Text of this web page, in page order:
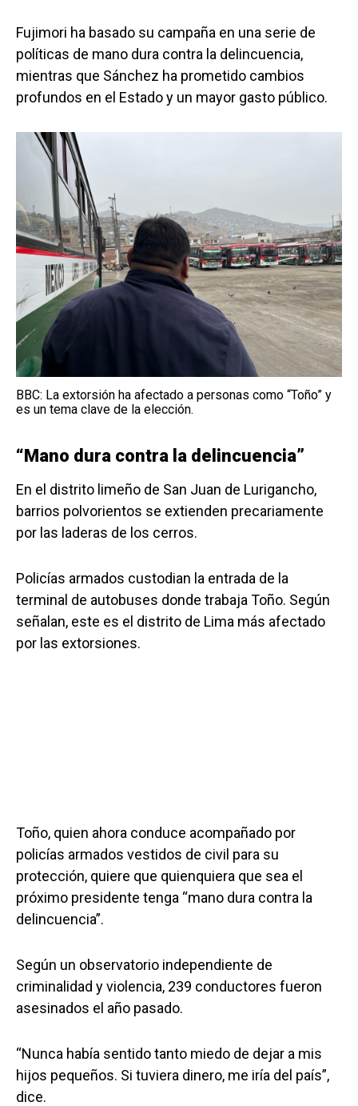
Fujimori ha basado su campaña en una serie de
políticas de mano dura contra la delincuencia,
mientras que Sánchez ha prometido cambios
profundos en el Estado y un mayor gasto público.
BBC: La extorsión ha afectado a personas como “Toño” y
es un tema clave de la elección.
“Mano dura contra la delincuencia”
En el distrito limeño de San Juan de Lurigancho,
barrios polvorientos se extienden precariamente
por las laderas de los cerros.
Policías armados custodian la entrada de la
terminal de autobuses donde trabaja Toño. Según
señalan, este es el distrito de Lima más afectado
por las extorsiones.
Toño, quien ahora conduce acompañado por
policías armados vestidos de civil para su
protección, quiere que quienquiera que sea el
próximo presidente tenga “mano dura contra la
delincuencia”.
Según un observatorio independiente de
criminalidad y violencia, 239 conductores fueron
asesinados el año pasado.
“Nunca había sentido tanto miedo de dejar a mis
hijos pequeños. Si tuviera dinero, me iría del país”,
dice.